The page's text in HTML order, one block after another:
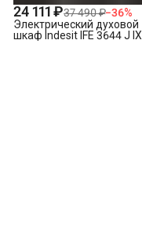
24 111 ₽37 490 ₽−36%
Электрический духовой
шкаф Indesit IFE 3644 J IX